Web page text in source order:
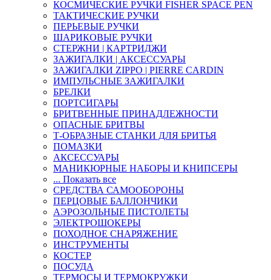
КОСМИЧЕСКИЕ РУЧКИ FISHER SPACE PEN
ТАКТИЧЕСКИЕ РУЧКИ
ПЕРЬЕВЫЕ РУЧКИ
ШАРИКОВЫЕ РУЧКИ
СТЕРЖНИ | КАРТРИДЖИ
ЗАЖИГАЛКИ | АКСЕССУАРЫ
ЗАЖИГАЛКИ ZIPPO | PIERRE CARDIN
ИМПУЛЬСНЫЕ ЗАЖИГАЛКИ
БРЕЛКИ
ПОРТСИГАРЫ
БРИТВЕННЫЕ ПРИНАДЛЕЖНОСТИ
ОПАСНЫЕ БРИТВЫ
Т-ОБРАЗНЫЕ СТАНКИ ДЛЯ БРИТЬЯ
ПОМАЗКИ
АКСЕССУАРЫ
МАНИКЮРНЫЕ НАБОРЫ И КНИПСЕРЫ
... Показать все
СРЕДСТВА САМООБОРОНЫ
ПЕРЦОВЫЕ БАЛЛОНЧИКИ
АЭРОЗОЛЬНЫЕ ПИСТОЛЕТЫ
ЭЛЕКТРОШОКЕРЫ
ПОХОДНОЕ СНАРЯЖЕНИЕ
ИНСТРУМЕНТЫ
КОСТЕР
ПОСУДА
ТЕРМОСЫ И ТЕРМОКРУЖКИ